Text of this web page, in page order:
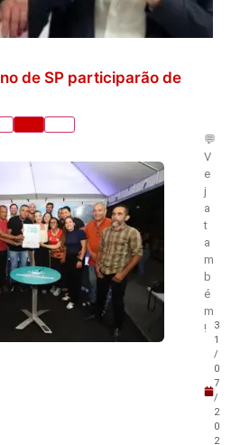
de SP participarão de
💬
V
e
j
a
t
a
m
b
é
m
!
3
1
/
0
7
/
2
0
2